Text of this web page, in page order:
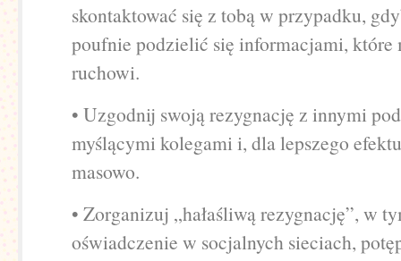
skontaktować się z tobą w przypadku,
poufnie podzielić się informacjami, które
ruchowi.
• Uzgodnij swoją rezygnację z innymi
myślącymi kolegami i, dla lepszego
masowo.
• Zorganizuj „hałaśliwą rezygnację”, w
oświadczenie w socjalnych sieciach,